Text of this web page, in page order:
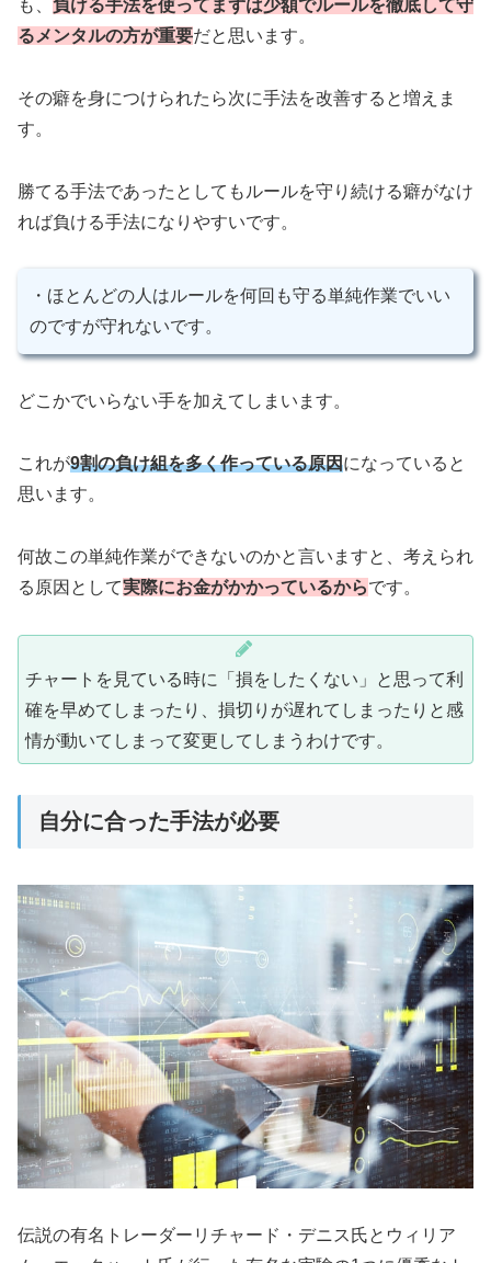
も、 負ける手法を使ってまずは少額でルールを徹底して守
るメンタルの方が重要だと思います。
その癖を身につけられたら次に手法を改善すると増えま
す。
勝てる手法であったとしてもルールを守り続ける癖がなけ
れば負ける手法になりやすいです。
・ほとんどの人はルールを何回も守る単純作業でいい
のですが守れないです。
どこかでいらない手を加えてしまいます。
これが9割の負け組を多く作っている原因になっていると
思います。
何故この単純作業ができないのかと言いますと、考えられ
る原因として実際にお金がかかっているからです。
チャートを見ている時に「損をしたくない」と思って利
確を早めてしまったり、損切りが遅れてしまったりと感
情が動いてしまって変更してしまうわけです。
自分に合った手法が必要
伝説の有名トレーダーリチャード・デニス氏とウィリア